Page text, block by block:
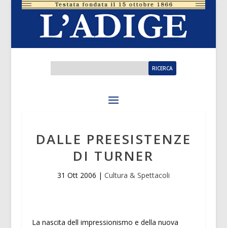
DALLE PREESISTENZE
DI TURNER
31 Ott 2006 | Cultura & Spettacoli
La nascita dell impressionismo e della nuova